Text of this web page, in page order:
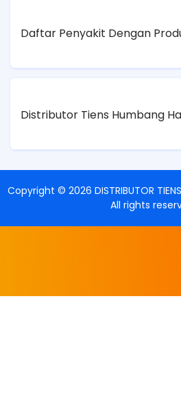
Daftar Penyakit Dengan
Distributor Tiens Humbang
Copyright © 2026 DISTRIBUTOR
All rights